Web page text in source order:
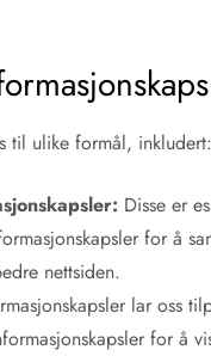
til ulike formål,
Disse er
for å
nettsiden.
lar oss
for å